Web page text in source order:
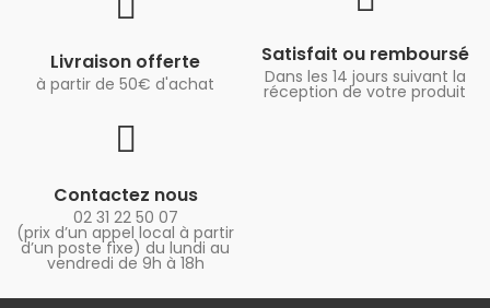
Livraison offerte
à partir de 50€ d'achat
Satisfait ou remboursé
Dans les 14 jours suivant la
réception de votre produit
Contactez nous
02 31 22 50 07
(prix d’un appel local à partir
d’un poste fixe) du lundi au
vendredi de 9h à 18h